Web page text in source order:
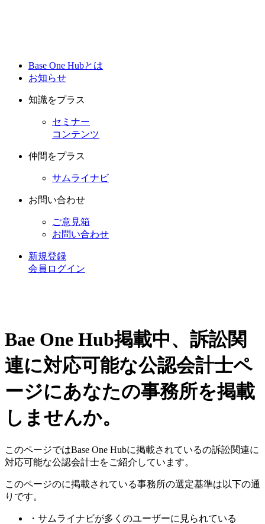
Base One Hubとは
お知らせ
知識をプラス
セミナー
コンテンツ
仲間をプラス
サムライナビ
お問い合わせ
ご意見箱
お問い合わせ
新規登録
会員ログイン
Bae One Hub掲載中、訴訟関
連に対応可能な公認会計士ペ
ージにあなたの事務所を掲載
しませんか。
このページではBase One Hubに掲載されているの訴訟関連に
対応可能な公認会計士をご紹介しています。
このページのに掲載されている事務所の選定基準は以下の通
りです。
・サムライナビが多くのユーザーに見られている